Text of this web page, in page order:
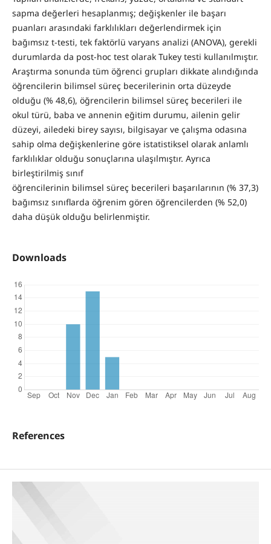
sapma değerleri hesaplanmış; değişkenler ile başarı
puanları arasındaki farklılıkları değerlendirmek için
bağımsız t-testi, tek faktörlü varyans analizi (ANOVA), gerekli
durumlarda da post-hoc test olarak Tukey testi kullanılmıştır.
Araştırma sonunda tüm öğrenci grupları dikkate alındığında
öğrencilerin bilimsel süreç becerilerinin orta düzeyde
olduğu (% 48,6), öğrencilerin bilimsel süreç becerileri ile
okul türü, baba ve annenin eğitim durumu, ailenin gelir
düzeyi, ailedeki birey sayısı, bilgisayar ve çalışma odasına
sahip olma değişkenlerine göre istatistiksel olarak anlamlı
farklılıklar olduğu sonuçlarına ulaşılmıştır. Ayrıca
birleştirilmiş sınıf
öğrencilerinin bilimsel süreç becerileri başarılarının (% 37,3)
bağımsız sınıflarda öğrenim gören öğrencilerden (% 52,0)
daha düşük olduğu belirlenmiştir.
Downloads
References